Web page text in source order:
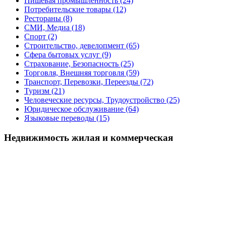
Потребительские товары (12)
Рестораны (8)
СМИ, Медиа (18)
Спорт (2)
Строительство, девелопмент (65)
Сфера бытовых услуг (9)
Страхование, Безопасность (25)
Торговля, Внешняя торговля (59)
Транспорт, Перевозки, Переезды (72)
Туризм (21)
Человеческие ресурсы, Трудоустройство (25)
Юридическое обслуживание (64)
Языковые переводы (15)
Недвижимость жилая и коммерческая